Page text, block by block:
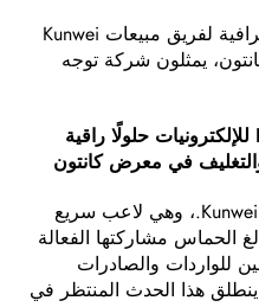
(اقتراح صورة: صورة جماعية احترافية لفريق مبيعات Kunwei
يمثلون شركة توجه
توسيع الأثر العالمي: تقدم Kunwei للإلكترونيات حلولًا راقية
في معرض كانتون
تُعلن شركة Kunwei Electronics Co., Ltd.، وهي لاعب سريع
الحماس مشاركتها الفعالة
الصين للواردات والصادرات
هذا الحدث المنتظر في